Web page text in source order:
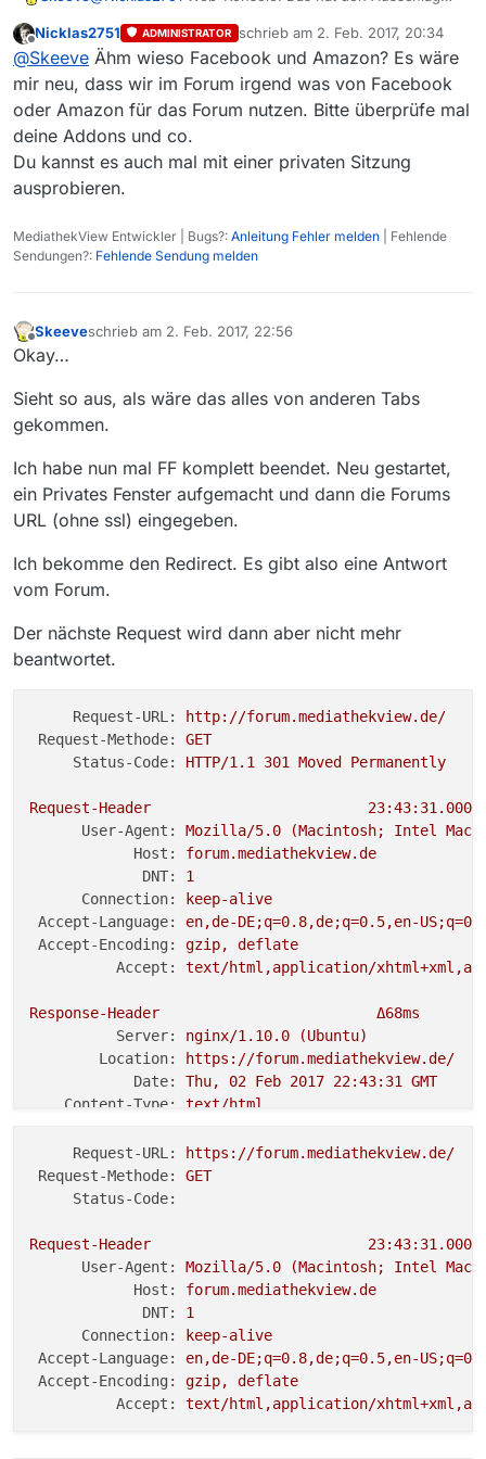
verabschieden.
Hier die Fehlermeldung:
GET
https://forum.mediathekview.de/ [0ms]
Quellübergreifende (Cross-Origin) Anfrage
POST
XHR
https://www.facebook.com/ajax/bz [HTTP/2.0
Offline
Nicklas2751 ADMINISTRATOR schrieb am 2. Feb. 2017, 20:34
zuletzt editiert von
@Skeeve Ähm wieso Facebook und Amazon? Es wäre
mir neu, dass wir im Forum irgend was von Facebook
oder Amazon für das Forum nutzen. Bitte überprüfe mal
deine Addons und co.
Du kannst es auch mal mit einer privaten Sitzung
ausprobieren.
MediathekView Entwickler | Bugs?: Anleitung Fehler melden | Fehlende
Sendungen?: Fehlende Sendung melden
Skeeveschrieb am 2. Feb. 2017, 22:56
zuletzt editiert von
Okay…
Sieht so aus, als wäre das alles von anderen Tabs
gekommen.
Ich habe nun mal FF komplett beendet. Neu gestartet,
ein Privates Fenster aufgemacht und dann die Forums
URL (ohne ssl) eingegeben.
Ich bekomme den Redirect. Es gibt also eine Antwort
vom Forum.
Der nächste Request wird dann aber nicht mehr
beantwortet.
Request-URL:
http://forum.mediathekview.de/
Request-Methode:
GET
Status-Code:
HTTP/1.1 301 Moved Permanently
Request-Header 23:43:31.000
User-Agent:
Mozilla/5.0 (Macintosh; Intel Mac
Host:
forum.mediathekview.de
DNT:
1
Connection:
keep-alive
Accept-Language:
en,de-DE;q=0.8,de;q=0.5,en-
Accept-Encoding:
gzip,
deflate
Accept:
text/html,application/
Response-Header
Δ68ms
Server:
nginx/1.10.0
(Ubuntu)
Location:
https://forum.mediathekview.de/
Date:
Thu, 02 Feb 2017 22:43:31 GMT
Content-Type:
text/html
Connection:
keep-alive
Request-URL:
https://forum.mediathekview.de/
Request-Methode:
GET
Status-Code:
Request-Header 23:43:31.000
User-Agent:
Mozilla/5.0 (Macintosh; Intel Mac
Host:
forum.mediathekview.de
DNT:
1
Connection:
keep-alive
Accept-Language:
en,de-DE;q=0.8,de;q=0.5,en-
Accept-Encoding:
gzip,
deflate
Accept:
text/html,application/